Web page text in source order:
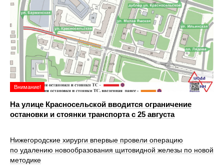
Внимание!
На улице Красносельской вводится ограничение
остановки и стоянки транспорта с 25 августа
Нижегородские хирурги впервые провели операцию
по удалению новообразования щитовидной железы по новой
методике